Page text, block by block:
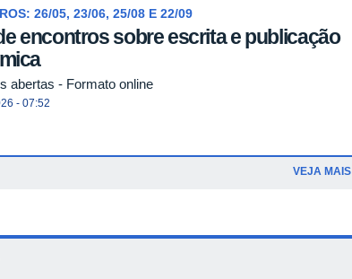
26/05, 23/06, 25/08 E 22/09
encontros sobre escrita e publicação
abertas - Formato online
- 07:52
VEJA MAIS